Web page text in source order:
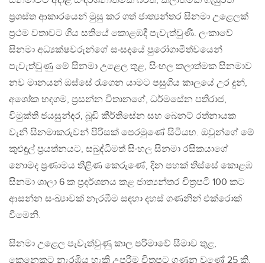
ප‍්‍රශස්ත ආකාරයෙන් මුසු කර ගත් ජාත්‍යන්තර සිනමා උළෙලක්
ප‍්‍රථම වතාවට ගිය සතියේ කොළඹදී පැවැත්වුණි. ලංකාවේ
සිනමා අධ්‍යක්ෂවරුන්ගේ සංසදයේ පුරෝගාමීත්වයෙන්
පැවැත්වුණු මේ සිනමා උළෙල තුළ, සිංහල කලාත්මක සිනමාව
නව මානයන් ඔස්සේ රැගෙන යාමට පසුගිය කාලයේ උර දුන්,
අශෝක හඳගම, ප‍්‍රසන්න විතානගේ, ධර්මසේන පතිරාජ,
විමුක්ති ජයසුන්දර, බූඩි කීර්තිසේන සහ බෙනට් රත්නායක
වැනි සිනමාකරුවන් පිරිසක් පෙරමුණේ සිටියහ. ඔවුන්ගේ මේ
කුළුඳුල් ප‍්‍රයත්නයට, සබුද්ධිමත් සිංහල සිනමා රසිකයාගේ
නොමද ප‍්‍රණාමය තිළිණ කෙරුණේ, දින පහක් තිස්සේ කොළඹ
සිනමා ශාලා 6 ක ප‍්‍රදර්ශනය කළ ජාත්‍යන්තර චිත‍්‍රපටි 100 කට
ආසන්න සංඛ්‍යාවක් නැරඹීම සඳහා දහස් ගණනින් එක්රොක්
වීමෙනි.
සිනමා උළෙල පැවැත්වුණු කාල පරිමාවේ සීමාව තුළ,
කෙනෙකුට නැරඹිය හැකි උපරිම චිත‍්‍රපට ගණන වුණේ 25 කි.